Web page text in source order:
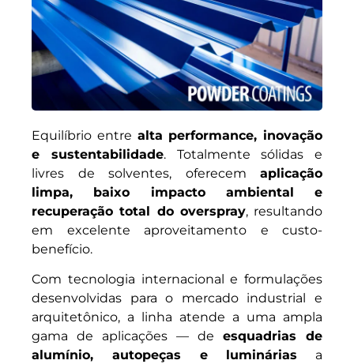
Equilíbrio entre alta performance, inovação
e sustentabilidade. Totalmente sólidas e
livres de solventes, oferecem aplicação
limpa, baixo impacto ambiental e
recuperação total do overspray, resultando
em excelente aproveitamento e custo-
benefício.
Com tecnologia internacional e formulações
desenvolvidas para o mercado industrial e
arquitetônico, a linha atende a uma ampla
gama de aplicações — de esquadrias de
alumínio, autopeças e luminárias a